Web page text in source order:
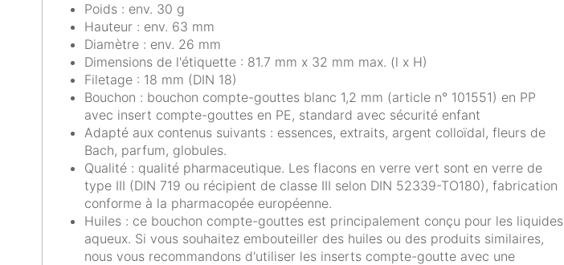
Poids : env. 30 g
Hauteur : env. 63 mm
Diamètre : env. 26 mm
Dimensions de l'étiquette : 81.7 mm x 32 mm max. (l x H)
Filetage : 18 mm (DIN 18)
Bouchon : bouchon compte-gouttes blanc 1,2 mm (article n° 101551) en PP
avec insert compte-gouttes en PE, standard avec sécurité enfant
Adapté aux contenus suivants : essences, extraits, argent colloïdal, fleurs de
Bach, parfum, globules.
Qualité : qualité pharmaceutique. Les flacons en verre vert sont en verre de
type III (DIN 719 ou récipient de classe III selon DIN 52339-TO180), fabrication
conforme à la pharmacopée européenne.
Huiles : ce bouchon compte-gouttes est principalement conçu pour les liquides
aqueux. Si vous souhaitez embouteiller des huiles ou des produits similaires,
nous vous recommandons d'utiliser les inserts compte-goutte avec une